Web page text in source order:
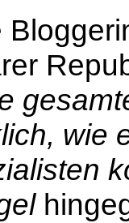
wie